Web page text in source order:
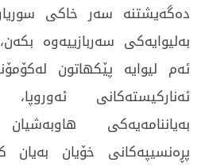
دەگەیشتنە سەر خاکی
بەلیوایەکی سەربازییەوە
ئەم لیوایە پێکهاتون
ئەنارکیستەکانی
بەیاننامەیەکی
پڕەنسیپەکانی خۆیان بەیان